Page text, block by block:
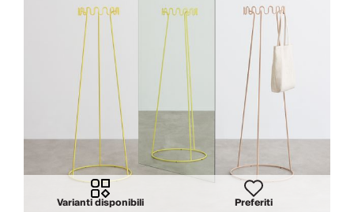
Varianti disponibili Preferiti